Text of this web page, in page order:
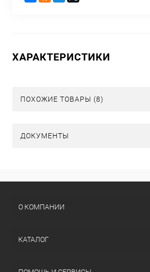
ХАРАКТЕРИСТИКИ
ПОХОЖИЕ ТОВАРЫ (8)
ДОКУМЕНТЫ
О КОМПАНИИ
КАТАЛОГ